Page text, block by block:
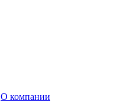
О компании